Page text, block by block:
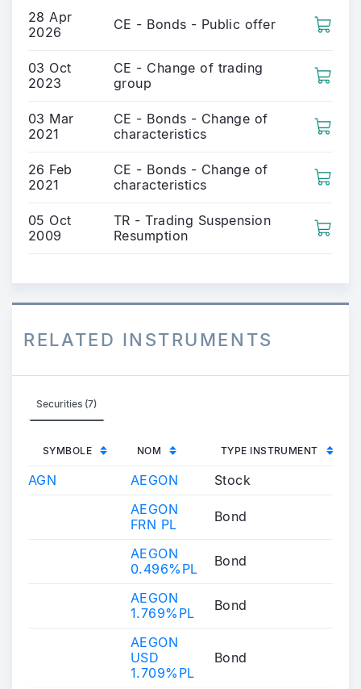
28 Apr
2026
CE - Bonds - Public offer
03 Oct
2023
CE - Change of trading
group
03 Mar
2021
CE - Bonds - Change of
characteristics
26 Feb
2021
CE - Bonds - Change of
characteristics
05 Oct
2009
TR - Trading Suspension
Resumption
RELATED INSTRUMENTS
Securities (7)
SYMBOLE NOM TYPE INSTRUMENT
AGN AEGON
Stock
AEGON
FRN PL
Bond
AEGON
0.496%PL
Bond
AEGON
1.769%PL
Bond
AEGON
USD
1.709%PL
Bond